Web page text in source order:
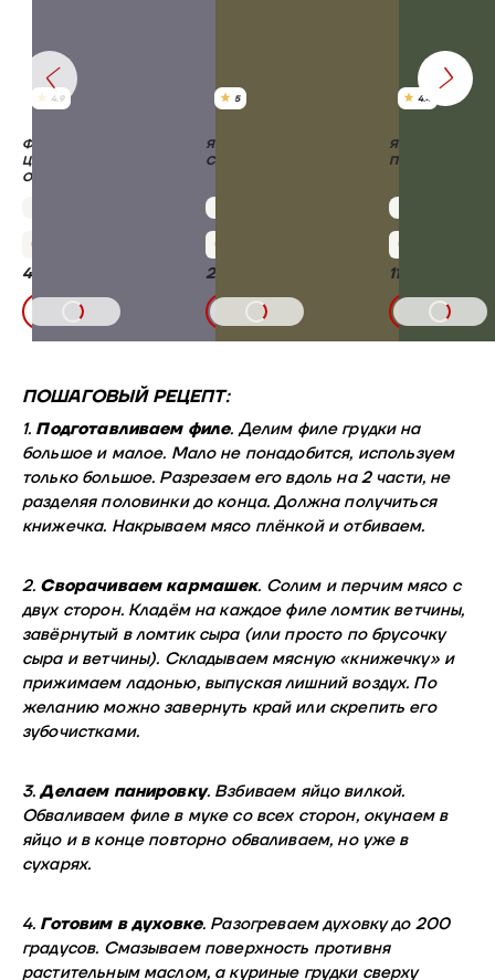
4.9
ФИЛЕ ГРУДКИ БЕЗ КОЖИ
ЦЫПЛЯТ-БРОЙЛЕРОВ
ОХЛАЖДЕННОЕ
426,75 ₽
В КОРЗИНУ
5
ЯЙЦО РОСКАР ЭКСТРА
СО 15 ШТ
259,00 ₽
В КОРЗИНУ
4.4
ЯЙЦО РОСКАР
ПОЛЬЗИКИ СО
110,00 ₽
В КОРЗИНУ
ПОШАГОВЫЙ РЕЦЕПТ:
1. Подготавливаем филе. Делим филе грудки на
большое и малое. Мало не понадобится, используем
только большое. Разрезаем его вдоль на 2 части, не
разделяя половинки до конца. Должна получиться
книжечка. Накрываем мясо плёнкой и отбиваем.
2. Сворачиваем кармашек. Солим и перчим мясо с
двух сторон. Кладём на каждое филе ломтик ветчины,
завёрнутый в ломтик сыра (или просто по брусочку
сыра и ветчины). Складываем мясную «книжечку» и
прижимаем ладонью, выпуская лишний воздух. По
желанию можно завернуть край или скрепить его
зубочистками.
3.Делаем панировку. Взбиваем яйцо вилкой.
Обваливаем филе в муке со всех сторон, окунаем в
яйцо и в конце повторно обваливаем, но уже в
сухарях.
4. Готовим в духовке. Разогреваем духовку до 200
градусов. Смазываем поверхность противня
растительным маслом, а куриные грудки сверху